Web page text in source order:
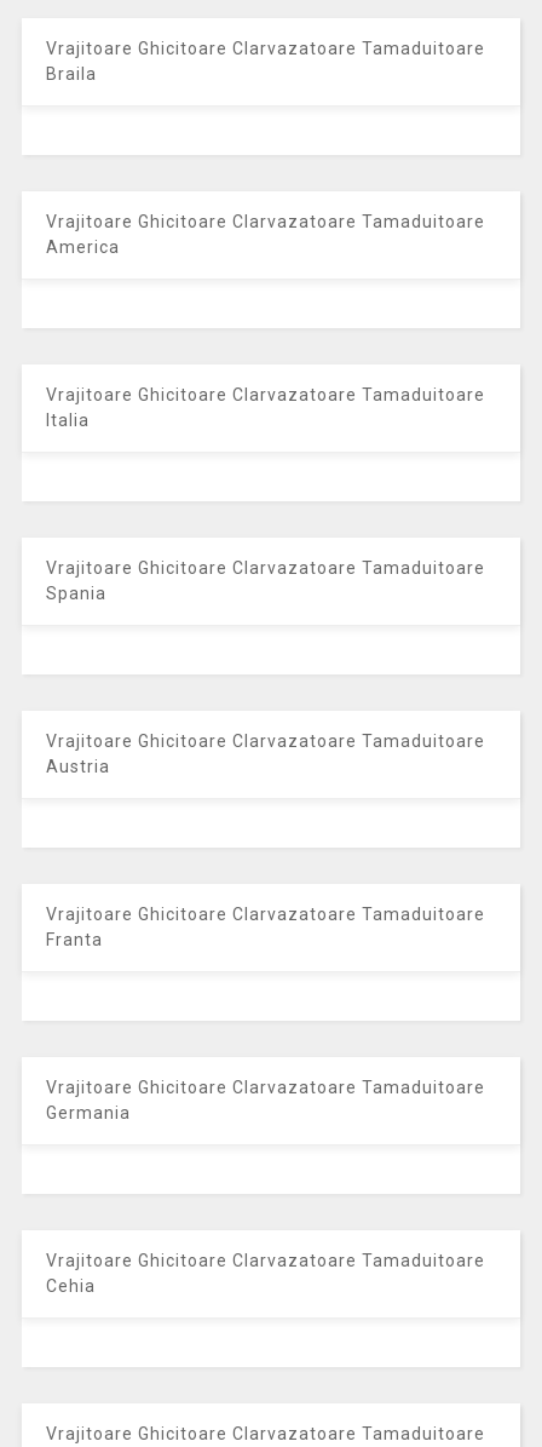
Vrajitoare Ghicitoare Clarvazatoare Tamaduitoare
Braila
Vrajitoare Ghicitoare Clarvazatoare Tamaduitoare
America
Vrajitoare Ghicitoare Clarvazatoare Tamaduitoare
Italia
Vrajitoare Ghicitoare Clarvazatoare Tamaduitoare
Spania
Vrajitoare Ghicitoare Clarvazatoare Tamaduitoare
Austria
Vrajitoare Ghicitoare Clarvazatoare Tamaduitoare
Franta
Vrajitoare Ghicitoare Clarvazatoare Tamaduitoare
Germania
Vrajitoare Ghicitoare Clarvazatoare Tamaduitoare
Cehia
Vrajitoare Ghicitoare Clarvazatoare Tamaduitoare